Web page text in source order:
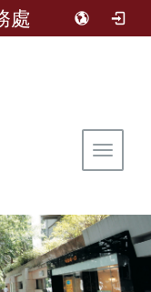
處
Toggle